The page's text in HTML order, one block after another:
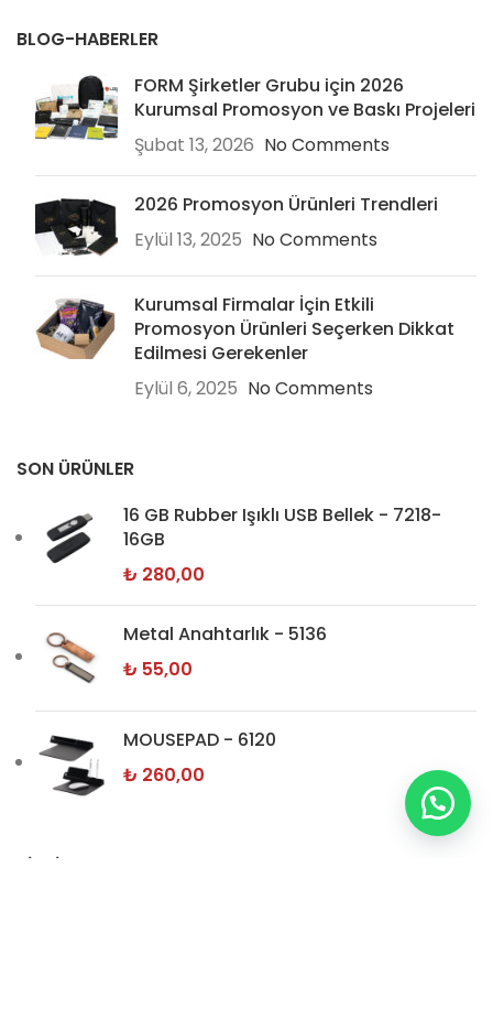
BLOG-HABERLER
FORM Şirketler Grubu için 2026
Kurumsal Promosyon ve Baskı Projeleri
Şubat 13, 2026 No Comments
2026 Promosyon Ürünleri Trendleri
Eylül 13, 2025 No Comments
Kurumsal Firmalar İçin Etkili
Promosyon Ürünleri Seçerken Dikkat
Edilmesi Gerekenler
Eylül 6, 2025 No Comments
SON ÜRÜNLER
16 GB Rubber Işıklı USB Bellek - 7218-
16GB
₺ 280,00
Metal Anahtarlık - 5136
₺ 55,00
MOUSEPAD - 6120
₺ 260,00
BİLGİ SAYFALARI